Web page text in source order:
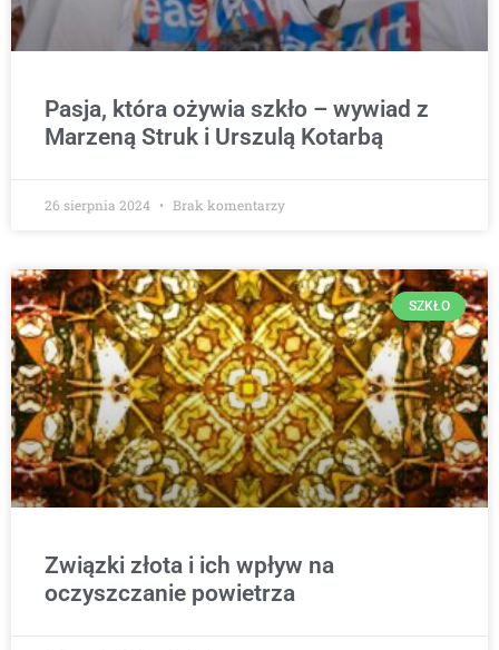
Pasja, która ożywia szkło – wywiad z
Marzeną Struk i Urszulą Kotarbą
26 sierpnia 2024 Brak komentarzy
SZKŁO
Związki złota i ich wpływ na
oczyszczanie powietrza